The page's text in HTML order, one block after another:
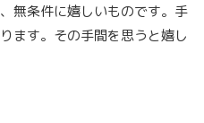
無条件に嬉しいものです。手
ます。その手間を思うと嬉し